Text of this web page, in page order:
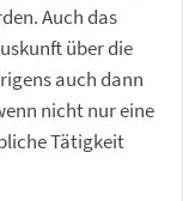
Auch das
über die
auch dann
nicht nur eine
Tätigkeit